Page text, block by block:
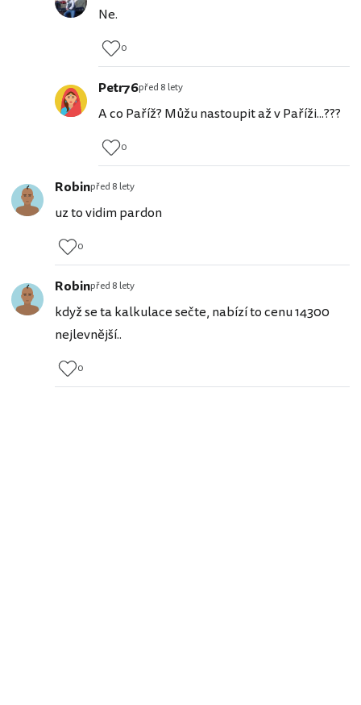
Ne.
0
Petr76před 8 lety
A co Paříž? Můžu nastoupit až v Paříži...???
0
Robinpřed 8 lety
uz to vidim pardon
0
Robinpřed 8 lety
když se ta kalkulace sečte, nabízí to cenu 14300
nejlevnější..
0